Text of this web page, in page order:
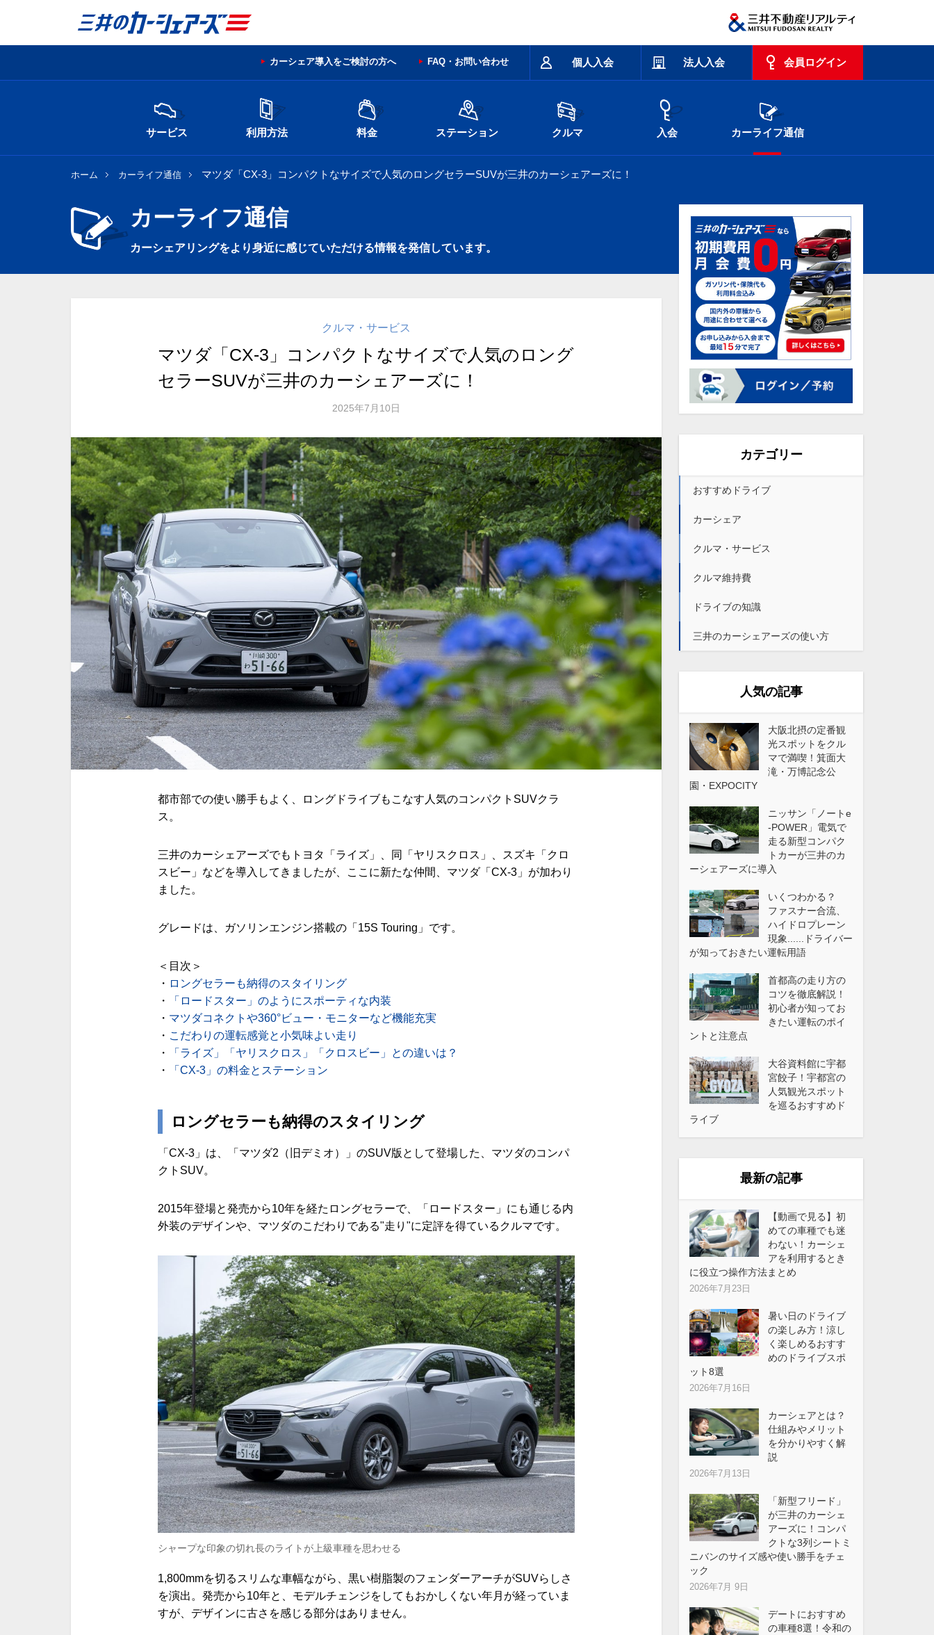
個人入会 法人入会 会員ログイン
カーシェア導入をご検討の方へ FAQ・お問い合わせ
サービス 利用方法 料金 ステーション クルマ 入会 カーライフ通信
ホーム カーライフ通信 マツダ「CX-3」コンパクトなサイズで人気のロングセラーSUVが三井のカーシェアーズに！
カーライフ通信
カーシェアリングをより身近に感じていただける情報を発信しています。
クルマ・サービス
マツダ「CX-3」コンパクトなサイズで人気のロング
セラーSUVが三井のカーシェアーズに！
2025年7月10日
都市部での使い勝手もよく、ロングドライブもこなす人気のコンパクトSUVクラ
ス。
三井のカーシェアーズでもトヨタ「ライズ」、同「ヤリスクロス」、スズキ「クロ
スビー」などを導入してきましたが、ここに新たな仲間、マツダ「CX-3」が加わり
ました。
グレードは、ガソリンエンジン搭載の「15S Touring」です。
＜目次＞
・ ロングセラーも納得のスタイリング
・
「ロードスター」のようにスポーティな内装
・ マツダコネクトや360°ビュー・モニターなど機能充実
・ こだわりの運転感覚と小気味よい走り
・
「ライズ」「ヤリスクロス」「クロスビー」との違いは？
・
「CX-3」の料金とステーション
ロングセラーも納得のスタイリング
「CX-3」は、「マツダ2（旧デミオ）」のSUV版として登場した、マツダのコンパ
クトSUV。
2015年登場と発売から10年を経たロングセラーで、「ロードスター」にも通じる内
外装のデザインや、マツダのこだわりである"走り"に定評を得ているクルマです。
シャープな印象の切れ長のライトが上級車種を思わせる
1,800mmを切るスリムな車幅ながら、黒い樹脂製のフェンダーアーチがSUVらしさ
を演出。発売から10年と、モデルチェンジをしてもおかしくない年月が経っていま
すが、デザインに古さを感じる部分はありません。
カテゴリー
おすすめドライブ
カーシェア
クルマ・サービス
クルマ維持費
ドライブの知識
三井のカーシェアーズの使い方
人気の記事
大阪北摂の定番観
光スポットをクル
マで満喫！箕面大
滝・万博記念公
園・EXPOCITY
ニッサン「ノートe
-POWER」電気で
走る新型コンパク
トカーが三井のカ
ーシェアーズに導入
いくつわかる？
ファスナー合流、
ハイドロプレーン
現象......ドライバー
が知っておきたい運転用語
首都高の走り方の
コツを徹底解説！
初心者が知ってお
きたい運転のポイ
ントと注意点
大谷資料館に宇都
宮餃子！宇都宮の
人気観光スポット
を巡るおすすめド
ライブ
最新の記事
【動画で見る】初
めての車種でも迷
わない！カーシェ
アを利用するとき
に役立つ操作方法まとめ
2026年7月23日
暑い日のドライブ
の楽しみ方！涼し
く楽しめるおすす
めのドライブスポ
ット8選
2026年7月16日
カーシェアとは？
仕組みやメリット
を分かりやすく解
説
2026年7月13日
「新型フリード」
が三井のカーシェ
アーズに！コンパ
クトな3列シートミ
ニバンのサイズ感や使い勝手をチェ
ック
2026年7月 9日
デートにおすすめ
の車種8選！令和の